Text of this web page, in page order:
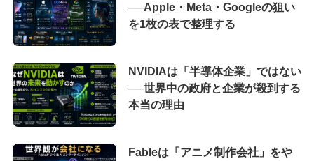
──Apple・Meta・Googleの狙い
を1枚の表で整理する
NVIDIAは「半導体企業」ではない
──世界中の政府と企業が殺到する
本当の理由
Fableは「アニメ制作会社」をや